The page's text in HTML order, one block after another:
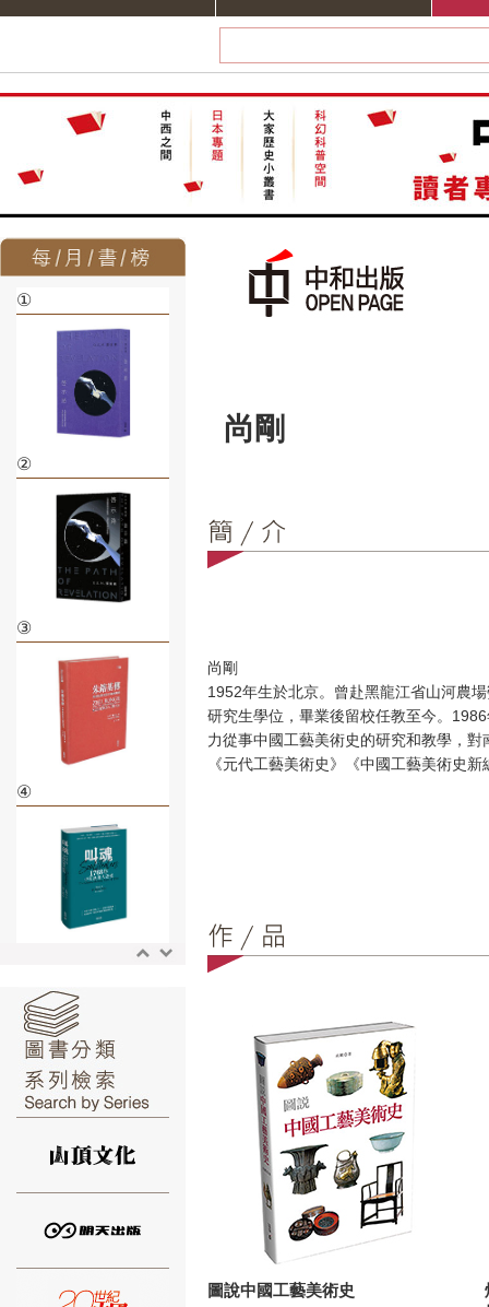
①
②
③
④
⑥
尚剛
尚剛
1952年生於北京。曾赴黑龍江省山河農
研究生學位，畢業後留校任教至今。
力從事中國工藝美術史的研究和教學，
《元代工藝美術史》《中國工藝美術史
圖說中國工藝美術史